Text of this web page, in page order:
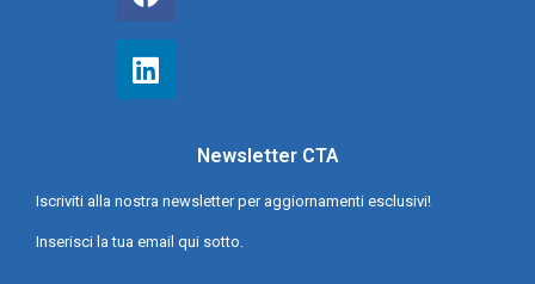
Newsletter CTA
Iscriviti alla nostra newsletter per aggiornamenti esclusivi!
Inserisci la tua email qui sotto.